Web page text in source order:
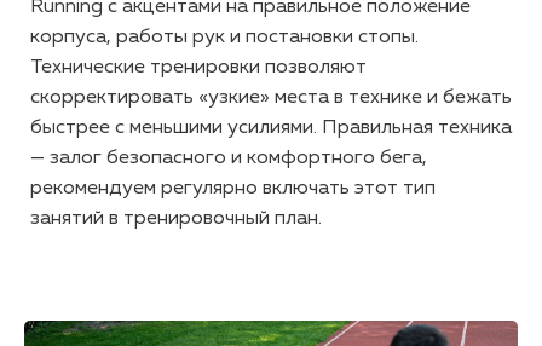
Running с акцентами на правильное положение
корпуса, работы рук и постановки стопы.
Технические тренировки позволяют
скорректировать «узкие» места в технике и бежать
быстрее с меньшими усилиями. Правильная техника
— залог безопасного и комфортного бега,
рекомендуем регулярно включать этот тип
занятий в тренировочный план.